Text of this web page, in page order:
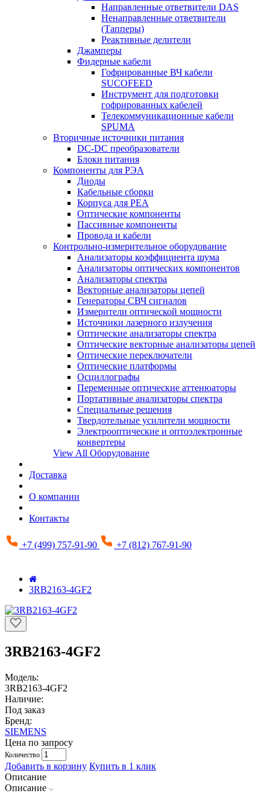
Направленные ответвители DAS
Ненаправленные ответвители
(Тапперы)
Реактивные делители
Джамперы
Фидерные кабели
Гофрированные ВЧ кабели
SUCOFEED
Инструмент для подготовки
гофрированных кабелей
Телекоммуникационные кабели
SPUMA
Вторичные источники питания
DC-DC преобразователи
Блоки питания
Компоненты для РЭА
Диоды
Кабельные сборки
Корпуса для РЕА
Оптические компоненты
Пассивные компоненты
Провода и кабели
Контрольно-измерительное оборудование
Анализаторы коэффициента шума
Анализаторы оптических компонентов
Анализаторы спектра
Векторные анализаторы цепей
Генераторы СВЧ сигналов
Измерители оптической мощности
Источники лазерного излучения
Оптические анализаторы спектра
Оптические векторные анализаторы цепей
Оптические переключатели
Оптические платформы
Осциллографы
Переменные оптические аттенюаторы
Портативные анализаторы спектра
Специальные решения
Твердотельные усилители мощности
Электрооптические и оптоэлектронные
конвертеры
View All Оборудование
Доставка
О компании
Контакты
+7 (499) 757-91-90 +7 (812) 767-91-90
3RB2163-4GF2
3RB2163-4GF2
Модель:
3RB2163-4GF2
Наличие:
Под заказ
Бренд:
SIEMENS
Цена по запросу
Количество
Добавить в корзину Купить в 1 клик
Описание
Описание